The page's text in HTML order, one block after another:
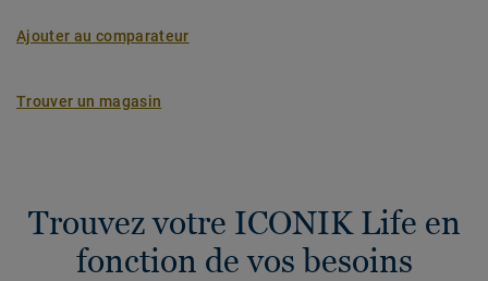
Ajouter au comparateur
Trouver un magasin
Trouvez votre ICONIK Life en
fonction de vos besoins